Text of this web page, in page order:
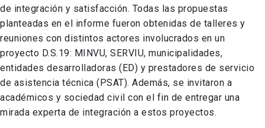
de integración y satisfacción. Todas las propuestas
planteadas en el informe fueron obtenidas de talleres y
reuniones con distintos actores involucrados en un
proyecto D.S.19: MINVU, SERVIU, municipalidades,
entidades desarrolladoras (ED) y prestadores de servicio
de asistencia técnica (PSAT). Además, se invitaron a
académicos y sociedad civil con el fin de entregar una
mirada experta de integración a estos proyectos.